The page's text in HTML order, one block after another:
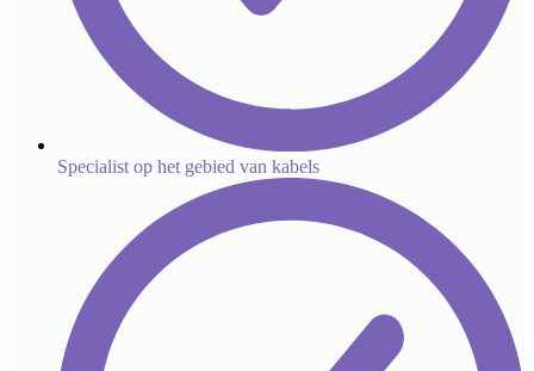
Specialist op het gebied van kabels